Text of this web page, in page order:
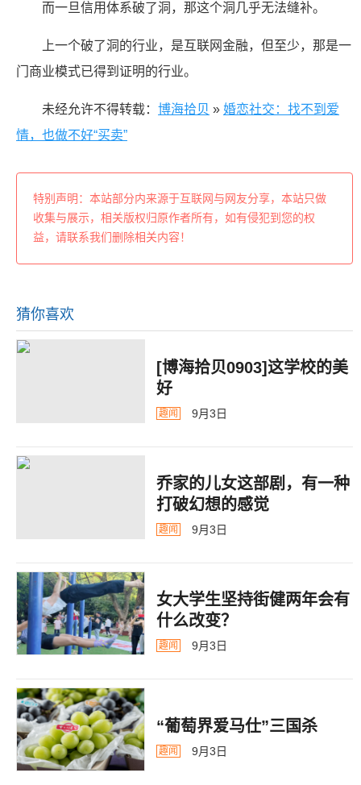
而一旦信用体系破了洞，那这个洞几乎无法缝补。
上一个破了洞的行业，是互联网金融，但至少，那是一
门商业模式已得到证明的行业。
未经允许不得转载： 博海拾贝 » 婚恋社交：找不到爱
情，也做不好“买卖”
特别声明：本站部分内来源于互联网与网友分享，本站只做
收集与展示，相关版权归原作者所有，如有侵犯到您的权
益，请联系我们删除相关内容！
猜你喜欢
[博海拾贝0903]这学校的美
好
趣闻 9月3日
乔家的儿女这部剧，有一种
打破幻想的感觉
趣闻 9月3日
女大学生坚持街健两年会有
什么改变？
趣闻 9月3日
“葡萄界爱马仕”三国杀
趣闻 9月3日